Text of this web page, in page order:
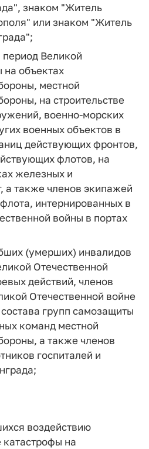
знаком "Житель
или знаком "Житель
Великой
на объектах
местной
на строительстве
военно-морских
военных объектов в
действующих фронтов,
флотов, на
железных и
а также членов экипажей
интернированных в
войны в портах
(умерших) инвалидов
Отечественной
действий, членов
Отечественной войне
групп самозащиты
команд местной
а также членов
госпиталей и
воздействию
катастрофы на